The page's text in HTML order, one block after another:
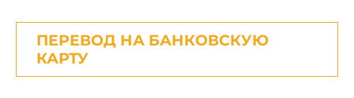
ПЕРЕВОД НА БАНКОВСКУЮ
КАРТУ